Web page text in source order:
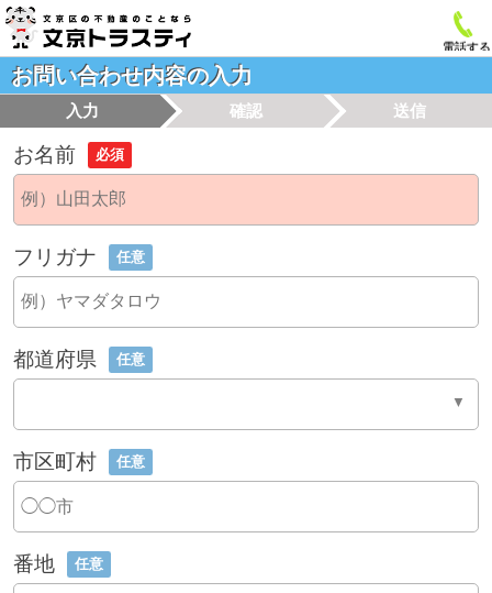
電話する
お問い合わせ内容の入力
入力 確認 送信
お名前 必須
フリガナ 任意
都道府県 任意
市区町村 任意
番地 任意